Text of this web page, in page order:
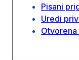
Pisani
Uredi
Otvorena